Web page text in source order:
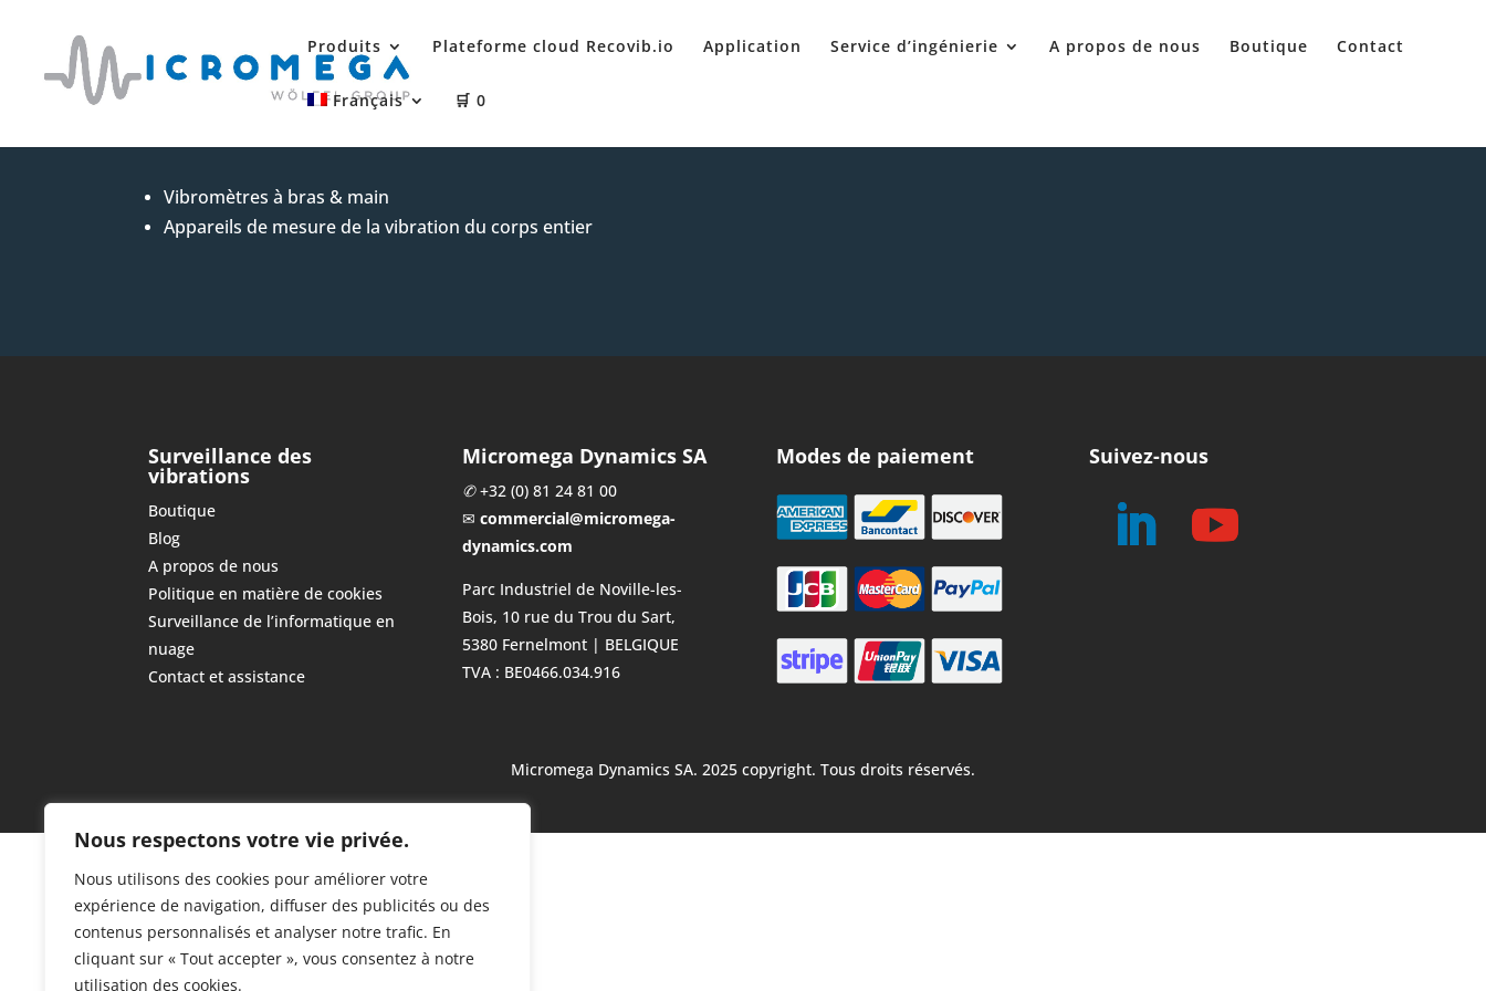
Nous respectons votre vie privée.
Nous utilisons des cookies pour améliorer votre
expérience de navigation, diffuser des publicités ou des
contenus personnalisés et analyser notre trafic. En
cliquant sur « Tout accepter », vous consentez à notre
utilisation des cookies.
Produits Plateforme cloud Recovib.io Application Service d’ingénierie A propos de nous Boutique Contact
Français 🛒 0
Vibromètres à bras & main
Appareils de mesure de la vibration du corps entier
Surveillance des
vibrations
Boutique
Blog
A propos de nous
Politique en matière de cookies
Surveillance de l’informatique en
nuage
Contact et assistance
Micromega Dynamics SA
✆+32 (0) 81 24 81 00
✉ commercial@micromega-
dynamics.com
Parc Industriel de Noville-les-
Bois, 10 rue du Trou du Sart,
5380 Fernelmont | BELGIQUE
TVA : BE0466.034.916
Modes de paiement Suivez-nous
Micromega Dynamics SA. 2025 copyright. Tous droits réservés.